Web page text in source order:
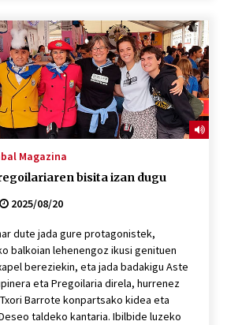
Magazina
bisita izan dugu
2025/08/20
dute jada gure protagonistek,
balkoian lehenengoz ikusi genituen
bereziekin, eta jada badakigu Aste
eta Pregoilaria direla, hurrenez
Barrote konpartsako kidea eta
taldeko kantaria. Ibilbide luzeko